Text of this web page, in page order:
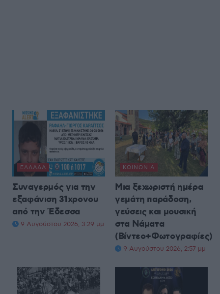
ΕΛΛΆΔΑ
Συναγερμός για την
εξαφάνιση 31χρονου
από την Έδεσσα
9 Αυγούστου 2026, 3:29 μμ
ΚΟΙΝΩΝΊΑ
Μια ξεχωριστή ημέρα
γεμάτη παράδοση,
γεύσεις και μουσική
στα Νάματα
(Βίντεο+Φωτογραφίες)
9 Αυγούστου 2026, 2:57 μμ